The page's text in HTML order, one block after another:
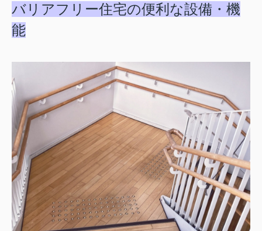
バリアフリー住宅の便利な設備・機
能